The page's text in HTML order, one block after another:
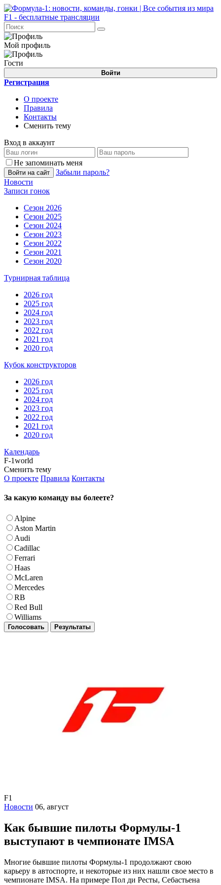
Мой профиль
Гости
Войти
Регистрация
О проекте
Правила
Контакты
Сменить тему
Вход в аккаунт
Не запоминать меня
Войти на сайт
Забыли пароль?
Новости
Записи гонок
Сезон 2026
Сезон 2025
Сезон 2024
Сезон 2023
Сезон 2022
Сезон 2021
Сезон 2020
Турнирная таблица
2026 год
2025 год
2024 год
2023 год
2022 год
2021 год
2020 год
Кубок конструкторов
2026 год
2025 год
2024 год
2023 год
2022 год
2021 год
2020 год
Календарь
F-1world
Сменить тему
О проекте Правила Контакты
За какую команду вы болеете?
Alpine
Aston Martin
Audi
Cadillac
Ferrari
Haas
McLaren
Mercedes
RB
Red Bull
Williams
Голосовать Результаты
F1
Новости 06, август
Как бывшие пилоты Формулы-1
выступают в чемпионате IMSA
Многие бывшие пилоты Формулы-1 продолжают свою
карьеру в автоспорте, и некоторые из них нашли свое место в
чемпионате IMSA. На примере Пол ди Ресты, Себастьена